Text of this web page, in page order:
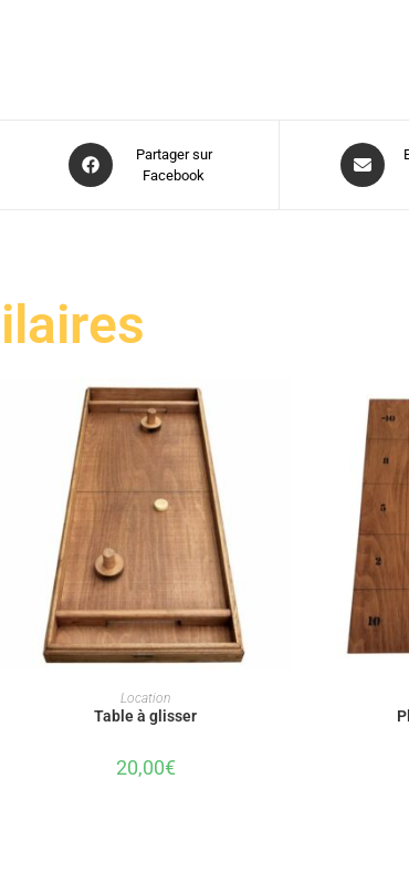
Partager sur
Facebook
LOUER CE JEU
Location
Table à glisser
20,00€